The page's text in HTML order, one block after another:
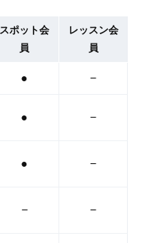
スポット会
員
レッスン会
員
● −
● −
● −
− −